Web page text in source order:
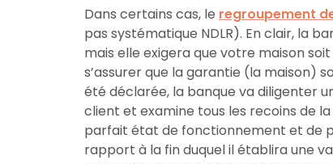
Dans certains cas, le regroupement
pas systématique NDLR). En clair, la
mais elle exigera que votre maison
s’assurer que la garantie (la maison)
été déclarée, la banque va diligenter
client et examine tous les recoins de
parfait état de fonctionnement et de
rapport à la fin duquel il établira une